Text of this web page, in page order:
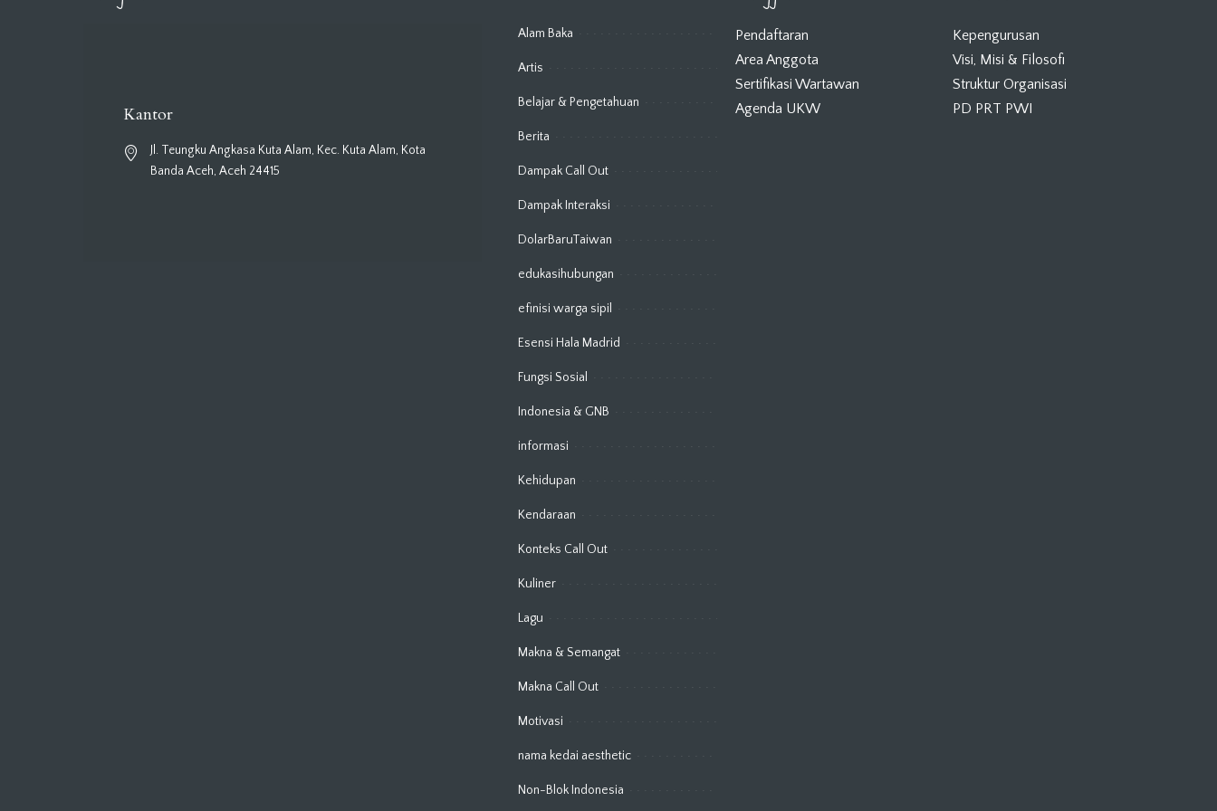
Kantor
Jl. Teungku Angkasa Kuta Alam, Kec. Kuta Alam, Kota
Banda Aceh, Aceh 24415
Alam Baka
Artis
Belajar & Pengetahuan
Berita
Dampak Call Out
Dampak Interaksi
DolarBaruTaiwan
edukasihubungan
efinisi warga sipil
Esensi Hala Madrid
Fungsi Sosial
Indonesia & GNB
informasi
Kehidupan
Kendaraan
Konteks Call Out
Kuliner
Lagu
Makna & Semangat
Makna Call Out
Motivasi
nama kedai aesthetic
Non-Blok Indonesia
Pendaftaran
Area Anggota
Sertifikasi Wartawan
Agenda UKW
Kepengurusan
Visi, Misi & Filosofi
Struktur Organisasi
PD PRT PWI